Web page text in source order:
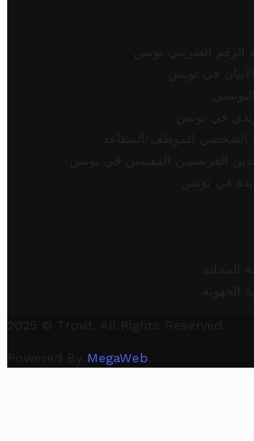
الرقم الضريبي تونس
في تونس
في تونس
الشخصي للموظف/المتقاعد
الفرنسيين المقيمين في تونس
في تونس
المحلية
الجهوية
2025 © Trovit. All Rights Reserved.
Powered By MegaWeb